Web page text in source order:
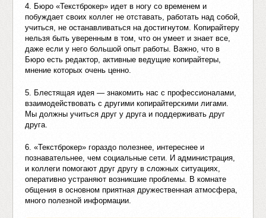
4. Бюро «Текстброкер» идет в ногу со временем и
побуждает своих коллег не отставать, работать над собой,
учиться, не останавливаться на достигнутом. Копирайтеру
нельзя быть уверенным в том, что он умеет и знает все,
даже если у него большой опыт работы. Важно, что в
Бюро есть редактор, активные ведущие копирайтеры,
мнение которых очень ценно.
5. Блестящая идея — знакомить нас с профессионалами,
взаимодействовать с другими копирайтерскими лигами.
Мы должны учиться друг у друга и поддерживать друг
друга.
6. «Текстброкер» гораздо полезнее, интереснее и
познавательнее, чем социальные сети. И администрация,
и коллеги помогают друг другу в сложных ситуациях,
оперативно устраняют возникшие проблемы. В комнате
общения в основном приятная дружественная атмосфера,
много полезной информации.